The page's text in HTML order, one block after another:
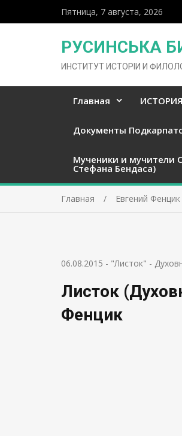
Пятница, 7 августа, 2026
РУСИНСЬКА
ИНСТИТУТ ИСТОРІИ И
Главная ИСТОРИЯ
Документы
Мученики и мучители
Стефана Бендаса)
Главная Евгений Фенцик
06.08.2015 - "Листок" -
Листок
Фенцик